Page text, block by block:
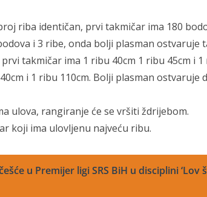
riba identičan, prvi takmičar ima 180
i 3 ribe, onda bolji plasman ostvaruje
takmičar ima 1 ribu 40cm 1 ribu 45cm i
i 1 ribu 110cm. Bolji plasman
ulova, rangiranje će se vršiti ždrijebom.
koji ima ulovljenu najveću ribu.
u Premijer ligi SRS BiH u disciplini ‘Lov